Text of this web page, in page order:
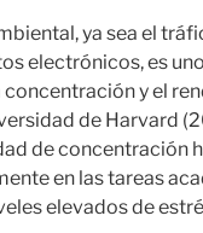
ya sea el
electrónicos, es
y el
de Harvard
de concentración
en las tareas
elevados de